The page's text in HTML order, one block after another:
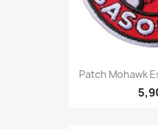
Patch Mohawk